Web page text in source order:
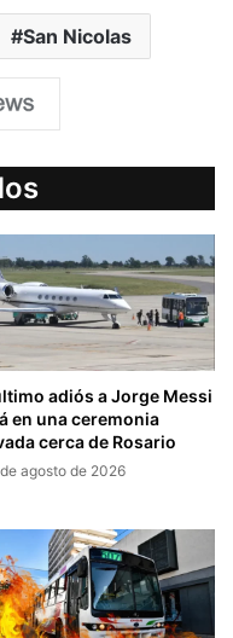
San Nicolas
adiós a Jorge Messi
en una ceremonia
cerca de Rosario
agosto de 2026